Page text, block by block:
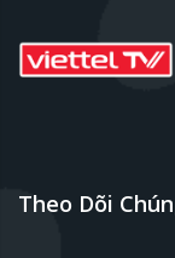
Theo Dõi